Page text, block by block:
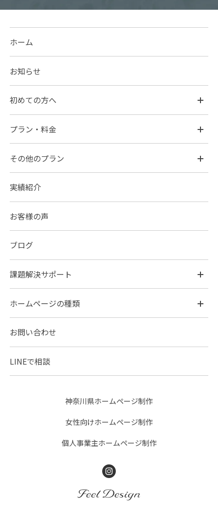
ホーム
お知らせ
初めての方へ
プラン・料金
その他のプラン
実績紹介
お客様の声
ブログ
課題解決サポート
ホームページの種類
お問い合わせ
LINEで相談
神奈川県ホームページ制作
女性向けホームページ制作
個人事業主ホームページ制作